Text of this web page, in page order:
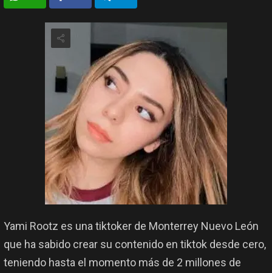
Yami Rootz es una tiktoker de Monterrey Nuevo León
que ha sabido crear su contenido en tiktok desde cero,
teniendo hasta el momento más de 2 millones de